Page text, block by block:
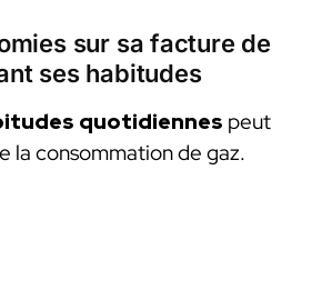
sur sa facture de
ses habitudes
quotidiennes peut
la consommation de gaz.